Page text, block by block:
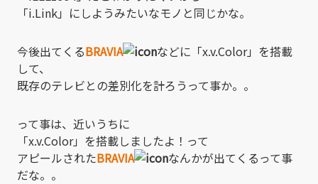
「i.Link」にしようみたいなモノと同じかな。
今後出てくるBRAVIA
などに「x.v.Color」を搭載
して、
既存のテレビとの差別化を計ろうって事か。。
って事は、近いうちに
「x.v.Color」を搭載しましたよ！って
アピールされたBRAVIA
なんかが出てくるって事
だな。。